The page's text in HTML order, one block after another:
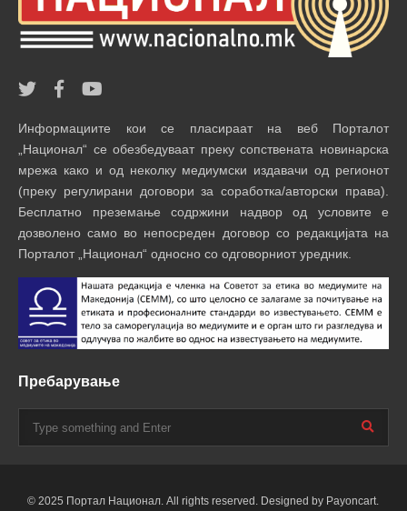
Информациите кои се пласираат на веб Порталот
„Национал“ се обезбедуваат преку сопствената новинарска
мрежа како и од неколку медиумски издавачи од регионот
(преку регулирани договори за соработка/авторски права).
Бесплатно преземање содржини надвор од условите е
дозволено само во непосреден договор со редакцијата на
Порталот „Национал“ односно со одговорниот уредник.
Пребарување
© 2025 Портал Национал. All rights reserved. Designed by Payoncart.